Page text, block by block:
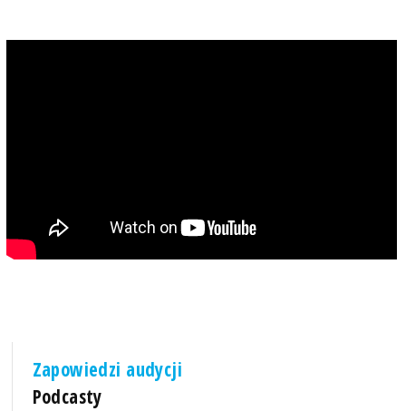
Zapowiedzi audycji
Podcasty